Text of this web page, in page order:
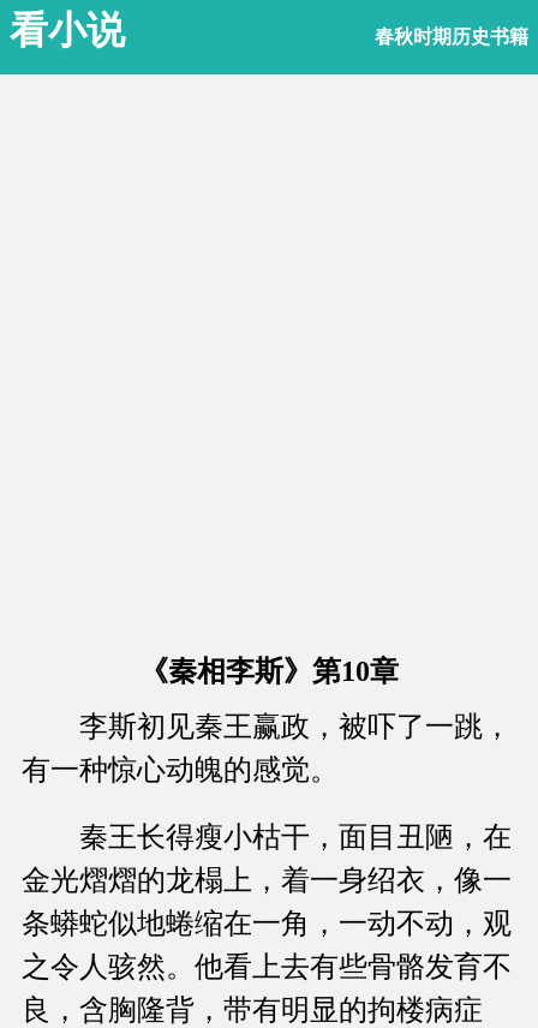
看小说 春秋时期历史书籍
《秦相李斯》第10章
李斯初见秦王赢政，被吓了一跳，
有一种惊心动魄的感觉。
秦王长得瘦小枯干，面目丑陋，在
金光熠熠的龙榻上，着一身绍衣，像一
条蟒蛇似地蜷缩在一角，一动不动，观
之令人骇然。他看上去有些骨骼发育不
良，含胸隆背，带有明显的拘楼病症